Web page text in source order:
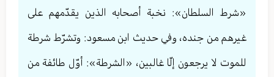
«شرط السلطان»: نخبة أصحابه الذين يقدّمهم على
غيرهم من جنده، وفي حديث ابن مسعود: وتشرّط شرطة
للموت لا يرجعون إلّا غالبين، «الشرطة»: أوّل طائفة من